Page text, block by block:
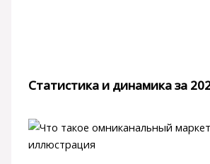
Статистика и динамика за